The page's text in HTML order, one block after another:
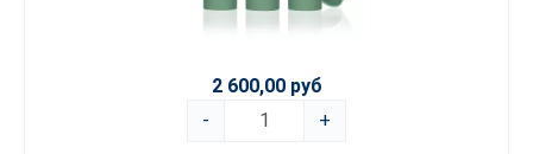
2 600,00 руб
-
+